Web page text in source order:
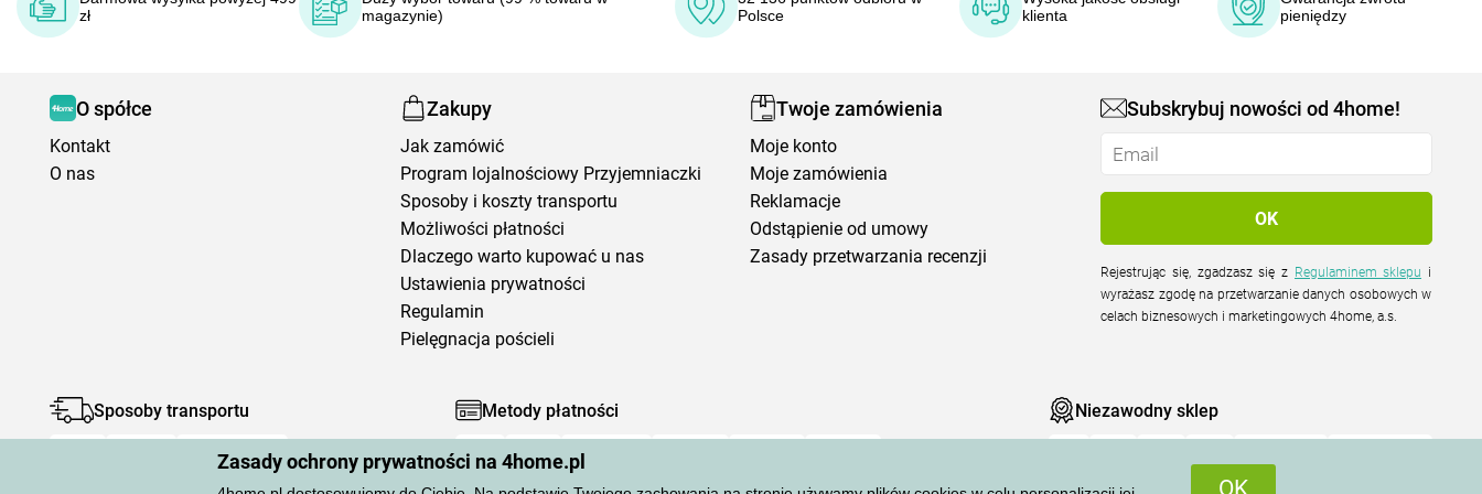
Zasady ochrony prywatności na 4home.pl
OK
zł
magazynie)
Polsce
klienta
pieniędzy
O spółce
Kontakt
O nas
Zakupy
Jak zamówić
Program lojalnościowy Przyjemniaczki
Sposoby i koszty transportu
Możliwości płatności
Dlaczego warto kupować u nas
Ustawienia prywatności
Regulamin
Pielęgnacja pościeli
Twoje zamówienia
Moje konto
Moje zamówienia
Reklamacje
Odstąpienie od umowy
Zasady przetwarzania recenzji
Subskrybuj nowości od 4home!
Rejestrując się, zgadzasz się z Regulaminem sklepu
wyrażasz zgodę na przetwarzanie danych osobowych w
celach biznesowych i marketingowych 4home, a.s.
Sposoby transportu Metody płatności Niezawodny sklep